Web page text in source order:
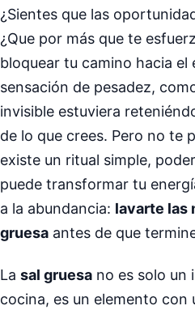
¿Sientes que las
¿Que por más que te
bloquear tu camino hacia el
sensación de pesadez,
invisible estuviera
de lo que crees. Pero no te
existe un ritual simple,
puede transformar tu
a la abundancia: lavarte las
gruesa antes de que
La sal gruesa no es solo un
cocina, es un elemento con